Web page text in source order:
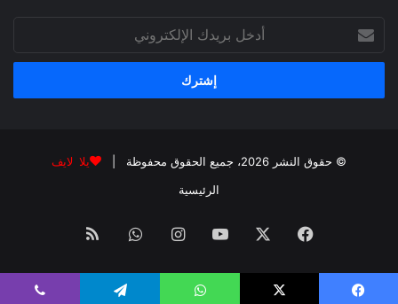
أدخل
بريدك
الإلكتروني
© حقوق النشر 2026، جميع الحقوق محفوظة | يلا لايف
الرئيسية
فيسبوك ‫YouTubeانستقرامواتساب
الموقع